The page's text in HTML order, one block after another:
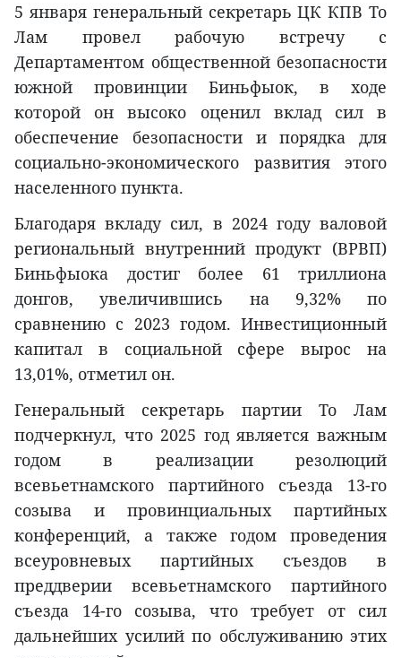
5 января генеральный секретарь ЦК КПВ То
Лам провел рабочую встречу с
Департаментом общественной безопасности
южной провинции Биньфыок, в ходе
которой он высоко оценил вклад сил в
обеспечение безопасности и порядка для
социально-экономического развития этого
населенного пункта.
Благодаря вкладу сил, в 2024 году валовой
региональный внутренний продукт (ВРВП)
Биньфыока достиг более 61 триллиона
донгов, увеличившись на 9,32% по
сравнению с 2023 годом. Инвестиционный
капитал в социальной сфере вырос на
13,01%, отметил он.
Генеральный секретарь партии То Лам
подчеркнул, что 2025 год является важным
годом в реализации резолюций
всевьетнамского партийного съезда 13-го
созыва и провинциальных партийных
конференций, а также годом проведения
всеуровневых партийных съездов в
преддверии всевьетнамского партийного
съезда 14-го созыва, что требует от сил
дальнейших усилий по обслуживанию этих